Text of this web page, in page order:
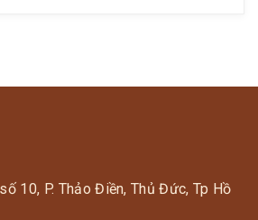
10, P. Thảo Điền, Thủ Đức, Tp Hồ